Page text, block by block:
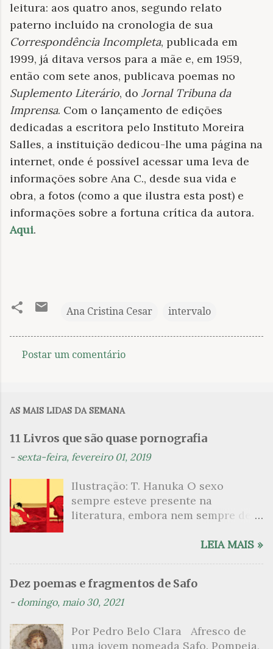
leitura: aos quatro anos, segundo relato
paterno incluído na cronologia de sua
Correspondência Incompleta, publicada em
1999, já ditava versos para a mãe e, em 1959,
então com sete anos, publicava poemas no
Suplemento Literário, do Jornal Tribuna da
Imprensa. Com o lançamento de edições
dedicadas a escritora pelo Instituto Moreira
Salles, a instituição dedicou-lhe uma página na
internet, onde é possível acessar uma leva de
informações sobre Ana C., desde sua vida e
obra, a fotos (como a que ilustra esta post) e
informações sobre a fortuna crítica da autora.
Aqui.
Ana Cristina Cesar intervalo
n
t
i
o
Postar um comentário
AS MAIS LIDAS DA SEMANA
11 Livros que são quase pornografia
- sexta-feira, fevereiro 01, 2019
Ilustração: T. Hanuka O sexo
sempre esteve presente na
literatura, embora nem sempre de
que mergulharam em sua própria
psicanalítico e findaram por revelar
a partir dessa intimidade o lado
apresenta um conjunto de livros
LEIA MAIS »
Dez poemas e fragmentos de Safo
- domingo, maio 30, 2021
Por Pedro Belo Clara Afresco de
uma jovem nomeada Safo. Pompeia,